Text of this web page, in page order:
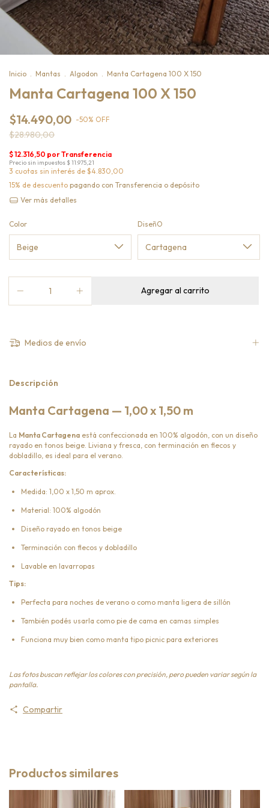
Inicio . Mantas . Algodon . Manta Cartagena 100 X 150
Manta Cartagena 100 X 150
$14.490,00 -50% OFF
$28.980,00
3 cuotas sin interés de $4.830,00
15% de descuento pagando con Transferencia o depósito
Ver más detalles
Color DiseñO
Medios de envío
Descripción
Manta Cartagena — 1,00 x 1,50 m
La Manta Cartagena está confeccionada en 100% algodón, con un diseño
rayado en tonos beige. Liviana y fresca, con terminación en flecos y
dobladillo, es ideal para el verano.
Características:
Medida: 1,00 x 1,50 m aprox.
Material: 100% algodón
Diseño rayado en tonos beige
Terminación con flecos y dobladillo
Lavable en lavarropas
Tips:
Perfecta para noches de verano o como manta ligera de sillón
También podés usarla como pie de cama en camas simples
Funciona muy bien como manta tipo picnic para exteriores
Las fotos buscan reflejar los colores con precisión, pero pueden variar según la
pantalla.
Compartir
Productos similares